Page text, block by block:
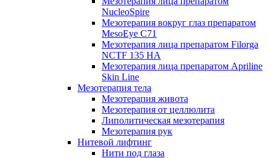
NucleoSpire
Мезотерапия вокруг глаз препаратом
MesoEye С71
Мезотерапия лица препаратом Filorga
NCTF 135 HA
Мезотерапия лица препаратом Apriline
Skin Line
Мезотерапия тела
Мезотерапия живота
Мезотерапия от целлюлита
Липолитическая мезотерапия
Мезотерапия рук
Нитевой лифтинг
Нити под глаза